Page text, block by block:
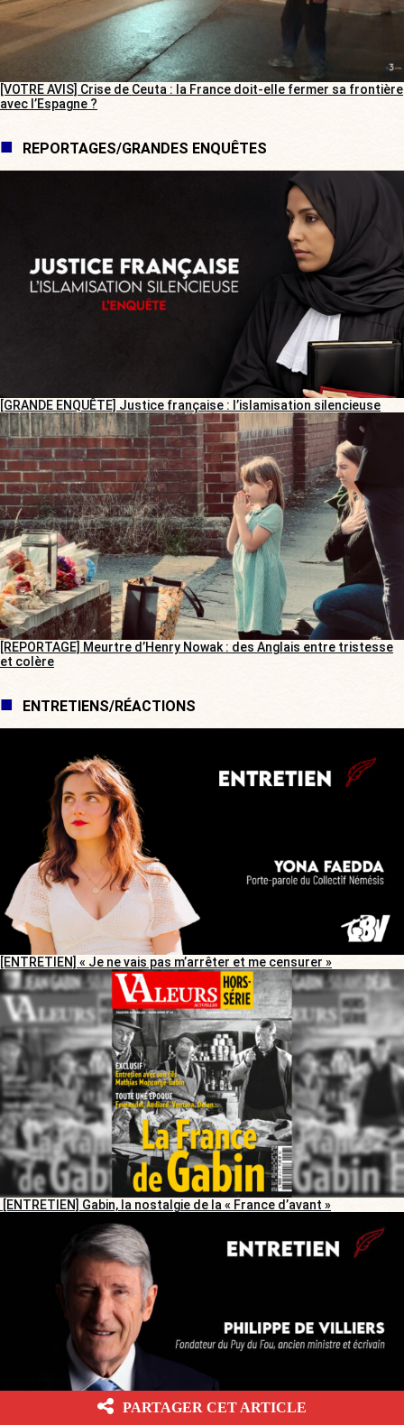
[VOTRE AVIS] Crise de Ceuta : la France doit-elle fermer sa frontière
avec l’Espagne ?
REPORTAGES/GRANDES ENQUÊTES
[GRANDE ENQUÊTE] Justice française : l’islamisation silencieuse
[REPORTAGE] Meurtre d’Henry Nowak : des Anglais entre tristesse
et colère
ENTRETIENS/RÉACTIONS
[ENTRETIEN] « Je ne vais pas m’arrêter et me censurer »
[ENTRETIEN] Gabin, la nostalgie de la « France d’avant »
PARTAGER CET ARTICLE